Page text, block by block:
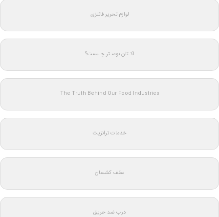
لوازم تحریر فانتزی
اکـتان بوسـتر چـیست؟
The Truth Behind Our Food Industries
خدمات ترانزیت
سقف کشسان
درب ضد حریق